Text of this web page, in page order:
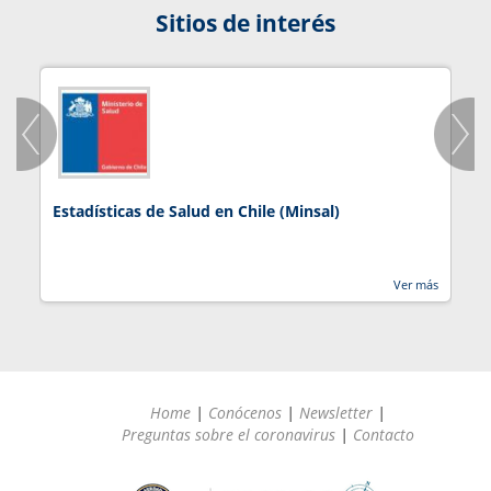
Sitios de interés
Estadísticas de Salud en Chile (Minsal)
Ver más
Home | Conócenos | Newsletter |
Preguntas sobre el coronavirus | Contacto